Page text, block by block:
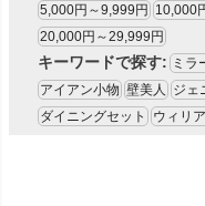
5,000円～9,999円
10,000
20,000円～29,999円
キーワードで探す: ミラ
アイアン小物 壁美人 ジェ
ダイニングセット
ウィリ